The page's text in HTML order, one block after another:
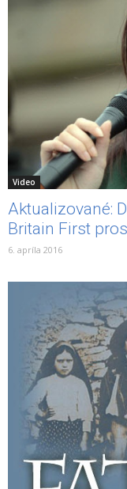
Video
Aktualizované:
Britain First
6. apríla 2016